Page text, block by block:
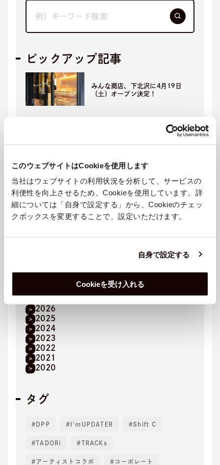
このウェブサイトはCookieを使用します
当社はウェブサイトの利用状況を分析して、サービスの
利便性を向上させるため、Cookieを使用しています。詳
細については「自身で設定する」から、Cookieのチェッ
クボックスを変更することで、設定いただけます。
自身で設定する
Cookieを受け入れる
ピックアップ記事
みんな商店、下北沢に4月19日
（土）オープン決定！
知識と出会いで未来を変える。ビ
ジネスをサステナブルに進化させ
TBSラジオで新番組「サステバ」
がスタート
カテゴリ
2026
2025
2024
2023
2022
2021
2020
タグ
DPP I'mUPDATER Shift C
TADORi TRACKs
アーティストコラボ コーポレート